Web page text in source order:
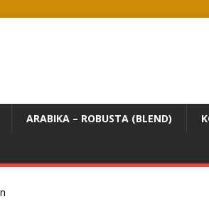
ARABIKA – ROBUSTA (BLEND)